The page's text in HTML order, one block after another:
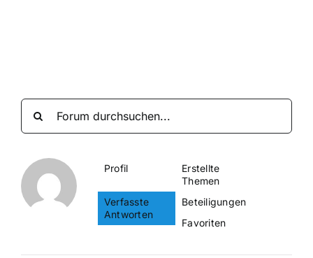
Profil
Erstellte
Themen
Verfasste
Antworten
Beteiligungen
Favoriten